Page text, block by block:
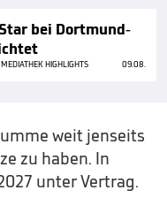
bei Dortmund-
HIGHLIGHTS 09.08.
weit jenseits
zu haben. In
unter Vertrag.